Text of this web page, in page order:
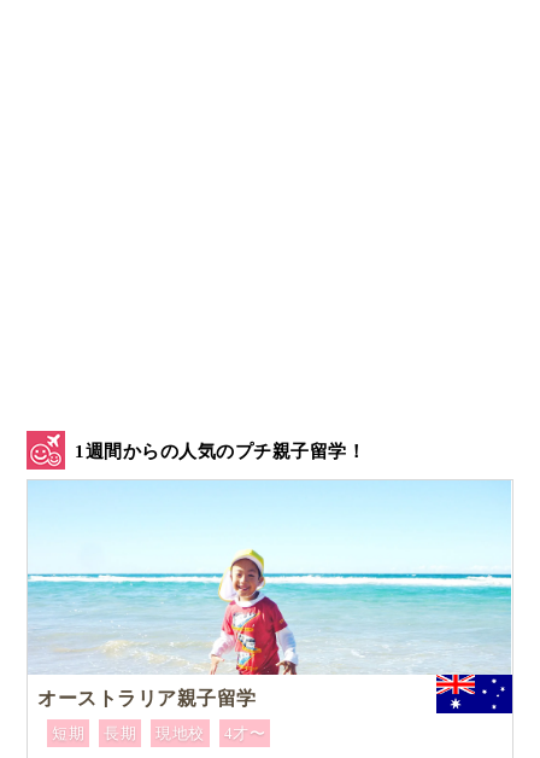
1週間からの人気のプチ親子留学！
オーストラリア親子留学
短期 長期 現地校
4才〜